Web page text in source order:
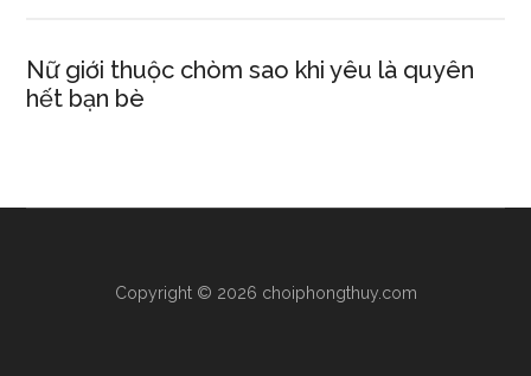
Nữ giới thuộc chòm sao khi yêu là quyên
hết bạn bè
Copyright © 2026 choiphongthuy.com